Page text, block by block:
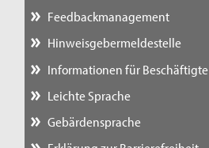
Feedbackmanagement
Hinweisgebermeldestelle
Informationen für Beschäftigte
Leichte Sprache
Gebärdensprache